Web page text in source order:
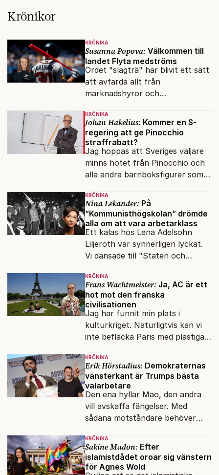
Krönikor
KRÖNIKA
Susanna Popova: Välkommen till
landet Flyta medströms
Ordet "slagträ" har blivit ett sätt
att avfärda allt från
marknadshyror och
om antisemitism.
KRÖNIKA
Johan Hakelius: Kommer en S-
regering att ge Pinocchio
straffrabatt?
Jag hoppas att Sveriges väljare
minns hotet från Pinocchio och
alla andra barnboksfigurer som
upphovsrätt.
KRÖNIKA
Nina Lekander: På
”Kommunisthögskolan” drömde
alla om att vara arbetarklass
Ett kalas hos Lena Adelsohn
Liljeroth var synnerligen lyckat.
Vi dansade till "Staten och
KRÖNIKA
Frans Wachtmeister: Ja, AC är ett
hot mot den franska
civilisationen
Jag har funnit min plats i
kulturkriget. Naturligtvis kan vi
inte befläcka Paris med plastiga
KRÖNIKA
Erik Hörstadius: Demokraternas
vänsterkant är Trumps bästa
valarbetare
Den ena hyllar Mao, den andra
vill avskaffa fängelser. Med
sådana motståndare behöver
vänner.
KRÖNIKA
Sakine Madon: Efter
islamistdådet oroar sig vänstern
för Agnes Wold